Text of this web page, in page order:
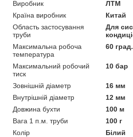
Виробник
ЛТМ
Країна виробник
Китай
Область застосування
труби
Для
Максимальна робоча
температура
60 град.
Максимальний робочий
тиск
10 бар
Зовнішній діаметр
16 мм
Внутрішній діаметр
12 мм
Довжина бухти
100 м
Вага 1 п.м. труби
100 г
Колір
Білий